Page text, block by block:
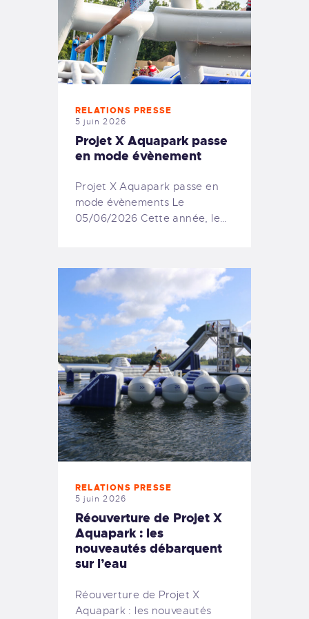
RELATIONS PRESSE
5 juin 2026
Projet X Aquapark passe
en mode évènement
Projet X Aquapark passe en
mode évènements Le
05/06/2026 Cette année, le…
RELATIONS PRESSE
5 juin 2026
Réouverture de Projet X
Aquapark : les
nouveautés débarquent
sur l’eau
Réouverture de Projet X
Aquapark : les nouveautés